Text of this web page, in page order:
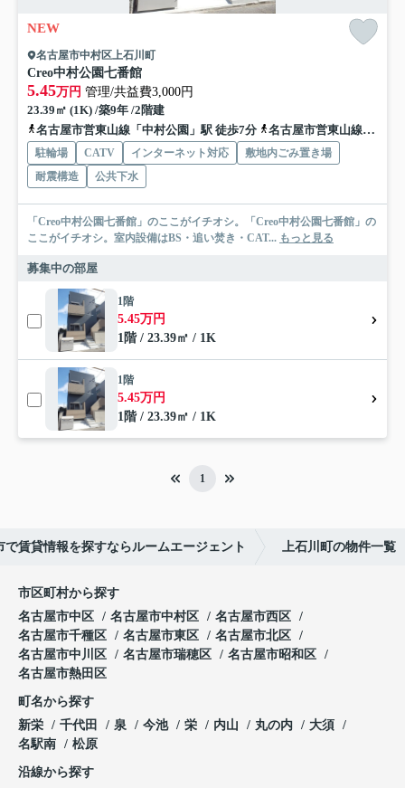
NEW
名古屋市中村区上石川町
Creo中村公園七番館
5.45万円 管理/共益費3,000円
23.39㎡ (1K) /築9年 /2階建
名古屋市営東山線「中村公園」駅 徒歩7分
名古屋市営東山線「岩塚」駅 徒歩8分
駐輪場 CATV インターネット対応
敷地内ごみ置き場
耐震構造
公共下水
「Creo中村公園七番館」のここがイチオシ。「Creo中村公園七番館」の
ここがイチオシ。室内設備はBS・追い焚き・CAT... もっと見る
募集中の部屋
1階
5.45万円
1階 / 23.39㎡ / 1K
1階
5.45万円
1階 / 23.39㎡ / 1K
1
で賃貸情報を探すならルームエージェント 上石川町の物件一覧
市区町村から探す
名古屋市中区
名古屋市中村区
名古屋市西区
名古屋市千種区
名古屋市東区
名古屋市北区
名古屋市中川区
名古屋市瑞穂区
名古屋市昭和区
名古屋市熱田区
町名から探す
新栄
千代田 泉 今池 栄 内山 丸の内
大須
名駅南
松原
沿線から探す